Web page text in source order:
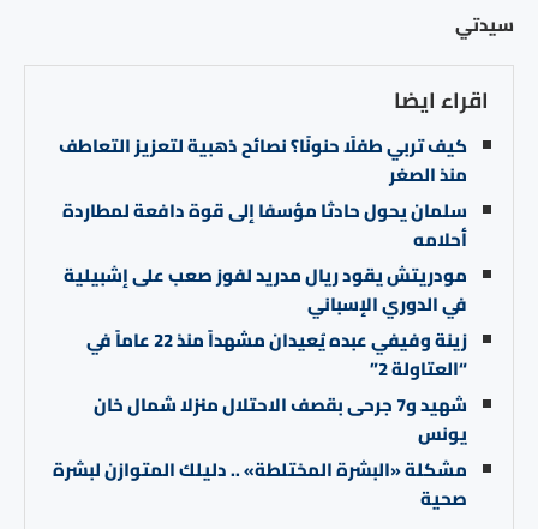
سيدتي
اقراء ايضا
كيف تربي طفلًا حنونًا؟ نصائح ذهبية لتعزيز التعاطف
منذ الصغر
سلمان يحول حادثا مؤسفا إلى قوة دافعة لمطاردة
أحلامه
مودريتش يقود ريال مدريد لفوز صعب على إشبيلية
في الدوري الإسباني
زينة وفيفي عبده يُعيدان مشهداً منذ 22 عاماً في
“العتاولة 2”
شهيد و7 جرحى بقصف الاحتلال منزلا شمال خان
يونس
مشكلة «البشرة المختلطة» .. دليلك المتوازن لبشرة
صحية